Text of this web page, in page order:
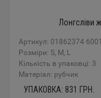
Лонгсліви
Артикул: 01862374
Розміри: S, M, L
Кількість в упаковці: 3
Mатеріал: рубчик
УПАКОВКА: 831 ГРН.